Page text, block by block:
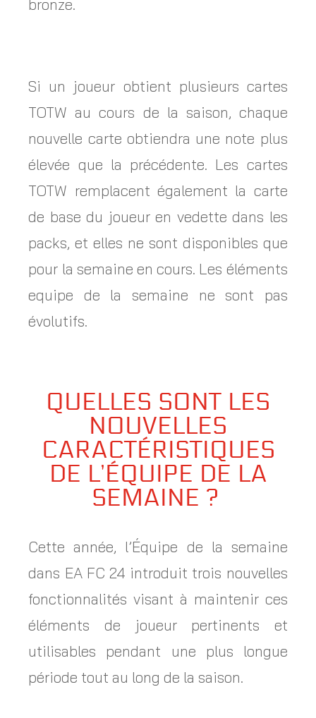
bronze.
Si un joueur obtient plusieurs cartes
TOTW au cours de la saison, chaque
nouvelle carte obtiendra une note plus
élevée que la précédente. Les cartes
TOTW remplacent également la carte
de base du joueur en vedette dans les
packs, et elles ne sont disponibles que
pour la semaine en cours. Les éléments
equipe de la semaine ne sont pas
évolutifs.
QUELLES SONT LES
NOUVELLES
CARACTÉRISTIQUES
DE L’ÉQUIPE DE LA
SEMAINE ?
Cette année, l’Équipe de la semaine
dans EA FC 24 introduit trois nouvelles
fonctionnalités visant à maintenir ces
éléments de joueur pertinents et
utilisables pendant une plus longue
période tout au long de la saison.